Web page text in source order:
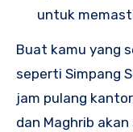
untuk
Buat kamu yang
seperti Simpang
jam pulang
dan Maghrib